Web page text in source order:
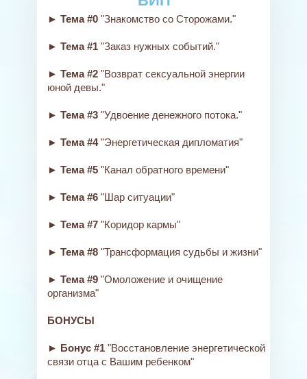
► Тема #0 "Знакомство со Сторожами."
► Тема #1 "Заказ нужных событий."
► Тема #2 "Возврат сексуальной энергии
юной девы."
► Тема #3 "Удвоение денежного потока."
► Тема #4"Энергетическая дипломатия"
► Тема #5 "Канал обратного времени"
► Тема #6 "Шар ситуации"
► Тема #7 "Коридор кармы"
► Тема #8 "Трансформация судьбы и жизни"
► Тема #9 "Омоложение и очищение
организма"
БОНУСЫ
► Бонус #1 "Восстановление энергетической
связи отца с Вашим ребенком"